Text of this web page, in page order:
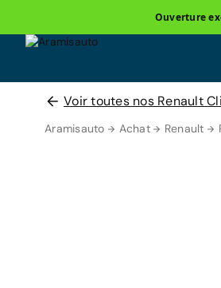
Ouverture
Voir toutes nos Renault
Aramisauto Achat Renault